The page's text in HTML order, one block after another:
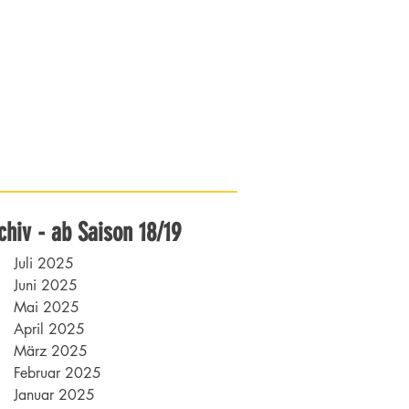
- ab Saison 18/19
Juli 2025
Juni 2025
Mai 2025
April 2025
März 2025
Februar 2025
Januar 2025